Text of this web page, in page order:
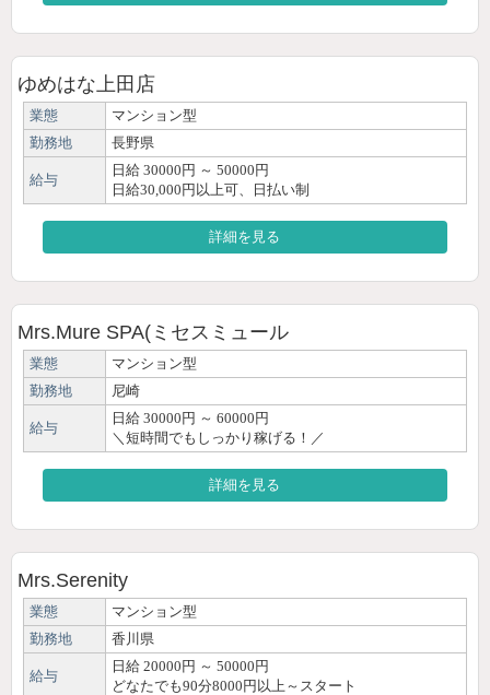
ゆめはな上田店
業態
マンション型
勤務地
長野県
給与
日給 30000円 ～ 50000円
日給30,000円以上可、日払い制
詳細を見る
Mrs.Mure SPA(ミセスミュール
業態
マンション型
勤務地
尼崎
給与
日給 30000円 ～ 60000円
＼短時間でもしっかり稼げる！／
詳細を見る
Mrs.Serenity
業態
マンション型
勤務地
香川県
給与
日給 20000円 ～ 50000円
どなたでも90分8000円以上～スタート